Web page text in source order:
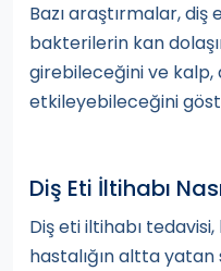
Bazı araştırmalar,
bakterilerin kan
girebileceğini ve kalp,
etkileyebileceğini
Diş Eti İltihabı
Diş eti iltihabı
hastalığın altta